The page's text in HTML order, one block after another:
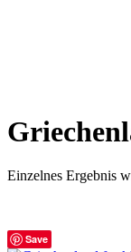
Einzelnes Ergebnis
Save